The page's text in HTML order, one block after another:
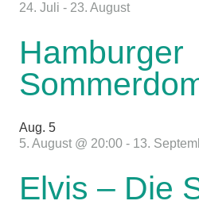
24. Juli - 23. August
Hamburger
Aug. 5
5. August @ 20:00 - 13.
Elvis – Die